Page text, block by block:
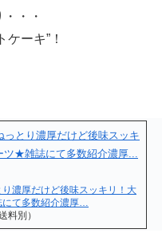
・・
ーキ”！
濃厚だけど後味スッキリ！大
て多数紹介濃厚…
料別）